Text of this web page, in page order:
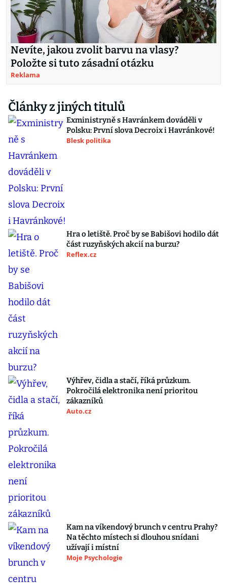
Nevíte, jakou zvolit barvu na vlasy?
Položte si tuto zásadní otázku
Reklama
Články z jiných titulů
Exministryně s Havránkem dováděli v
Polsku: První slova Decroix i Havránkové!
Blesk politika
Hra o letiště. Proč by se Babišovi hodilo dát
část ruzyňských akcií na burzu?
Reflex.cz
Výhřev, čidla a stačí, říká průzkum.
Pokročilá elektronika není prioritou
zákazníků
Auto.cz
Kam na víkendový brunch v centru Prahy?
Na těchto místech si dlouhou snídani
užívají i místní
Moje Psychologie